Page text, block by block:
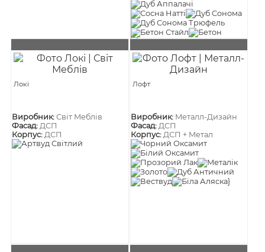
Локі
Виробник:Світ Меблів
Фасад:ДСП
Корпус:ДСП
Лофт
Виробник: Металл-Дизайн
Фасад: ДСП
Корпус: ДСП + Метал